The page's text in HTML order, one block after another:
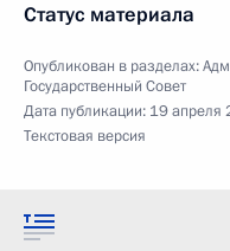
Статус материала
Опубликован в разделах:
Государственный Совет
Дата публикации: 19 апреля
Текстовая версия